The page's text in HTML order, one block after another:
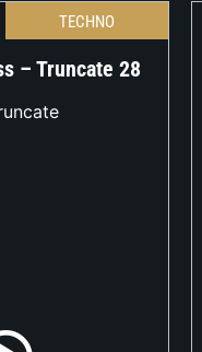
TECHNO
– Truncate 28